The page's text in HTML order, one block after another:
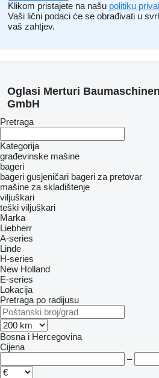
Klikom pristajete na našu politiku
Vaši lični podaci će se obrađivati ​​u
vaš zahtjev.
Oglasi Merturi
GmbH
Pretraga
Kategorija
građevinske mašine
bageri
bageri gusjeničari bageri za pretovar
mašine za skladištenje
viljuškari
teški viljuškari
Marka
Liebherr
A-series
Linde
H-series
New Holland
E-series
Lokacija
Pretraga po radijusu
Bosna i Hercegovina
Cijena
–